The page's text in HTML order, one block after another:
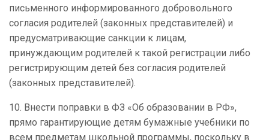
письменного информированного добровольного
согласия родителей (законных представителей) и
предусматривающие санкции к лицам,
принуждающим родителей к такой регистрации либо
регистрирующим детей без согласия родителей
(законных представителей).
10. Внести поправки в ФЗ «Об образовании в РФ»,
прямо гарантирующие детям бумажные учебники по
всем предметам школьной программы, поскольку в